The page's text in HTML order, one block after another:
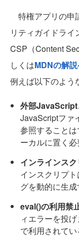
特権アプリの申
リティガイドライ
CSP（Content
しくはMDNの解
例えば以下のよう
外部
JavaScriptファ
参照すること
ーカルに置く必
インラインス
インスクリプ
グを動的に生成
eval()の利用禁
ィエラーを投
で利用されてい